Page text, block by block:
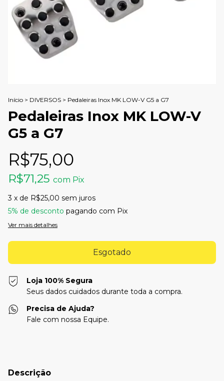
Início > DIVERSOS > Pedaleiras Inox MK LOW-V G5 a G7
Pedaleiras Inox MK LOW-V
G5 a G7
R$75,00
R$71,25 com Pix
3 x de R$25,00 sem juros
5% de desconto pagando com Pix
Ver mais detalhes
Loja 100% Segura
Seus dados cuidados durante toda a compra.
Precisa de Ajuda?
Fale com nossa Equipe.
Descrição